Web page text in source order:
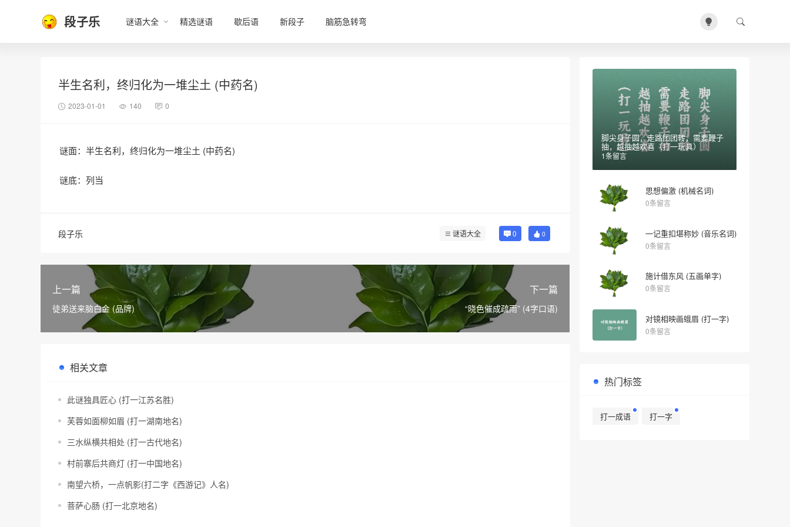
段子乐 谜语大全 精选谜语 歇后语 新段子 脑筋急转弯
半生名利，终归化为一堆尘土 (中药名)
2023-01-01 140 0
谜面：半生名利，终归化为一堆尘土 (中药名)
谜底：列当
段子乐 谜语大全 0 0
上一篇
徒弟送来脑白金 (品牌)
下一篇
“晓色催成疏雨” (4字口语)
相关文章
此谜独具匠心 (打一江苏名胜)
芙蓉如面柳如眉 (打一湖南地名)
三水纵横共相处 (打一古代地名)
村前寨后共商灯 (打一中国地名)
南望六桥，一点帆影(打二字《西游记》人名)
菩萨心肠 (打一北京地名)
脚尖身子圆，走路团团转，需要鞭子
抽，越抽越欢喜（打一玩具）
1条留言
思想偏激 (机械名词)
0条留言
一记重扣堪称妙 (音乐名词)
0条留言
施计借东风 (五画单字)
0条留言
对镜相映画蛾眉 (打一字)
0条留言
热门标签
打一成语 打一字